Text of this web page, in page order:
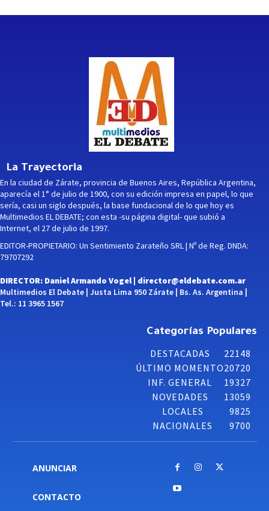
La Trayectoria
En la ciudad de Zárate, provincia de Buenos Aires, República Argentina,
aparecía el 1° de julio de 1900, con su edición impresa en papel, lo que
sería, casi un siglo después, la base fundacional de lo que hoy es
Multimedios EL DEBATE; con esta -su página digital- que subió a
Internet, el 27 de julio de 1997.
EDITOR-PROPIETARIO: Un Sentimiento Zarateño SRL | Nº de Reg. DNDA:
79707292
DIRECTOR: Daniel Armando Vogel | director@eldebate.com.ar
Multimedios El Debate | Justa Lima 950 Zárate | Bs. As. Argentina |
Tel.: 11 3965 1567
Categorías Populares
DESTACADAS
22148
ÚLTIMO MOMENTO20720
INF. GENERAL
19327
NOVEDADES
13059
LOCALES
9825
NACIONALES
9700
ANUNCIAR
CONTACTO